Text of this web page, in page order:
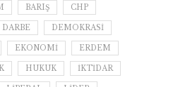
BARIŞ CHP
DARBE DEMOKRASI
EKONOMI ERDEM
HUKUK IKTIDAR